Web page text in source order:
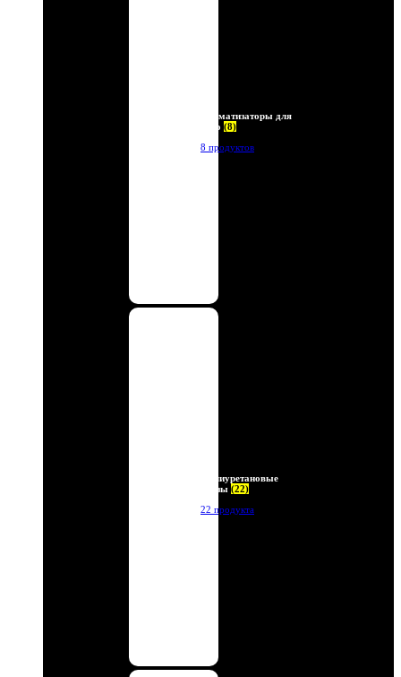
Ароматизаторы для
авто (8)
8 продуктов
Полиуретановые
линзы (22)
22 продукта